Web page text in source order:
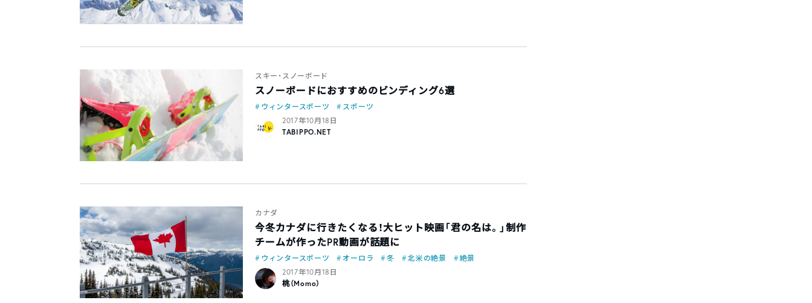
スキー・スノーボード
スノーボードにおすすめのビンディング6選
ウィンタースポーツ
スポーツ
2017年10月18日
TABIPPO.NET
カナダ
今冬カナダに行きたくなる！大ヒット映画「君の名は。」制作
チームが作ったPR動画が話題に
ウィンタースポーツ オーロラ 冬 北米の絶景
絶景
2017年10月18日
桃（Momo）